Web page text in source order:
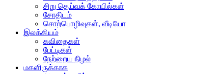
சிறு தெய்வக் கோயில்கள்
சோதிடம்
சொற்பொழிவுகள், வீடியோ
இலக்கியம்
கவிதைகள்
பேட்டிகள்
நேற்றைய நிழல்
மகளிருக்காக